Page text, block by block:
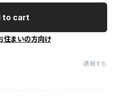
to cart
住まいの方向け
通報する